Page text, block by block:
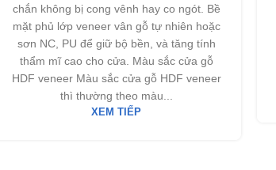
chắn không bị cong vênh hay co ngót. Bề
mặt phủ lớp veneer vân gỗ tự nhiên hoặc
sơn NC, PU để giữ bộ bền, và tăng tính
thẩm mĩ cao cho cửa. Màu sắc cửa gỗ
HDF veneer Màu sắc cửa gỗ HDF veneer
thì thường theo màu...
XEM TIẾP